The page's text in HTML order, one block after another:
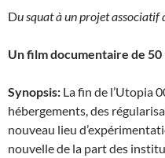
Du squat à un projet associatif
Un film documentaire de
Synopsis: La fin de l’Utopia
hébergements, des
nouveau lieu
nouvelle de la part des